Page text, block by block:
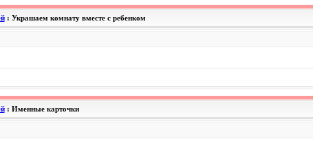
: Украшаем комнату вместе с ребенком
: Именные карточки